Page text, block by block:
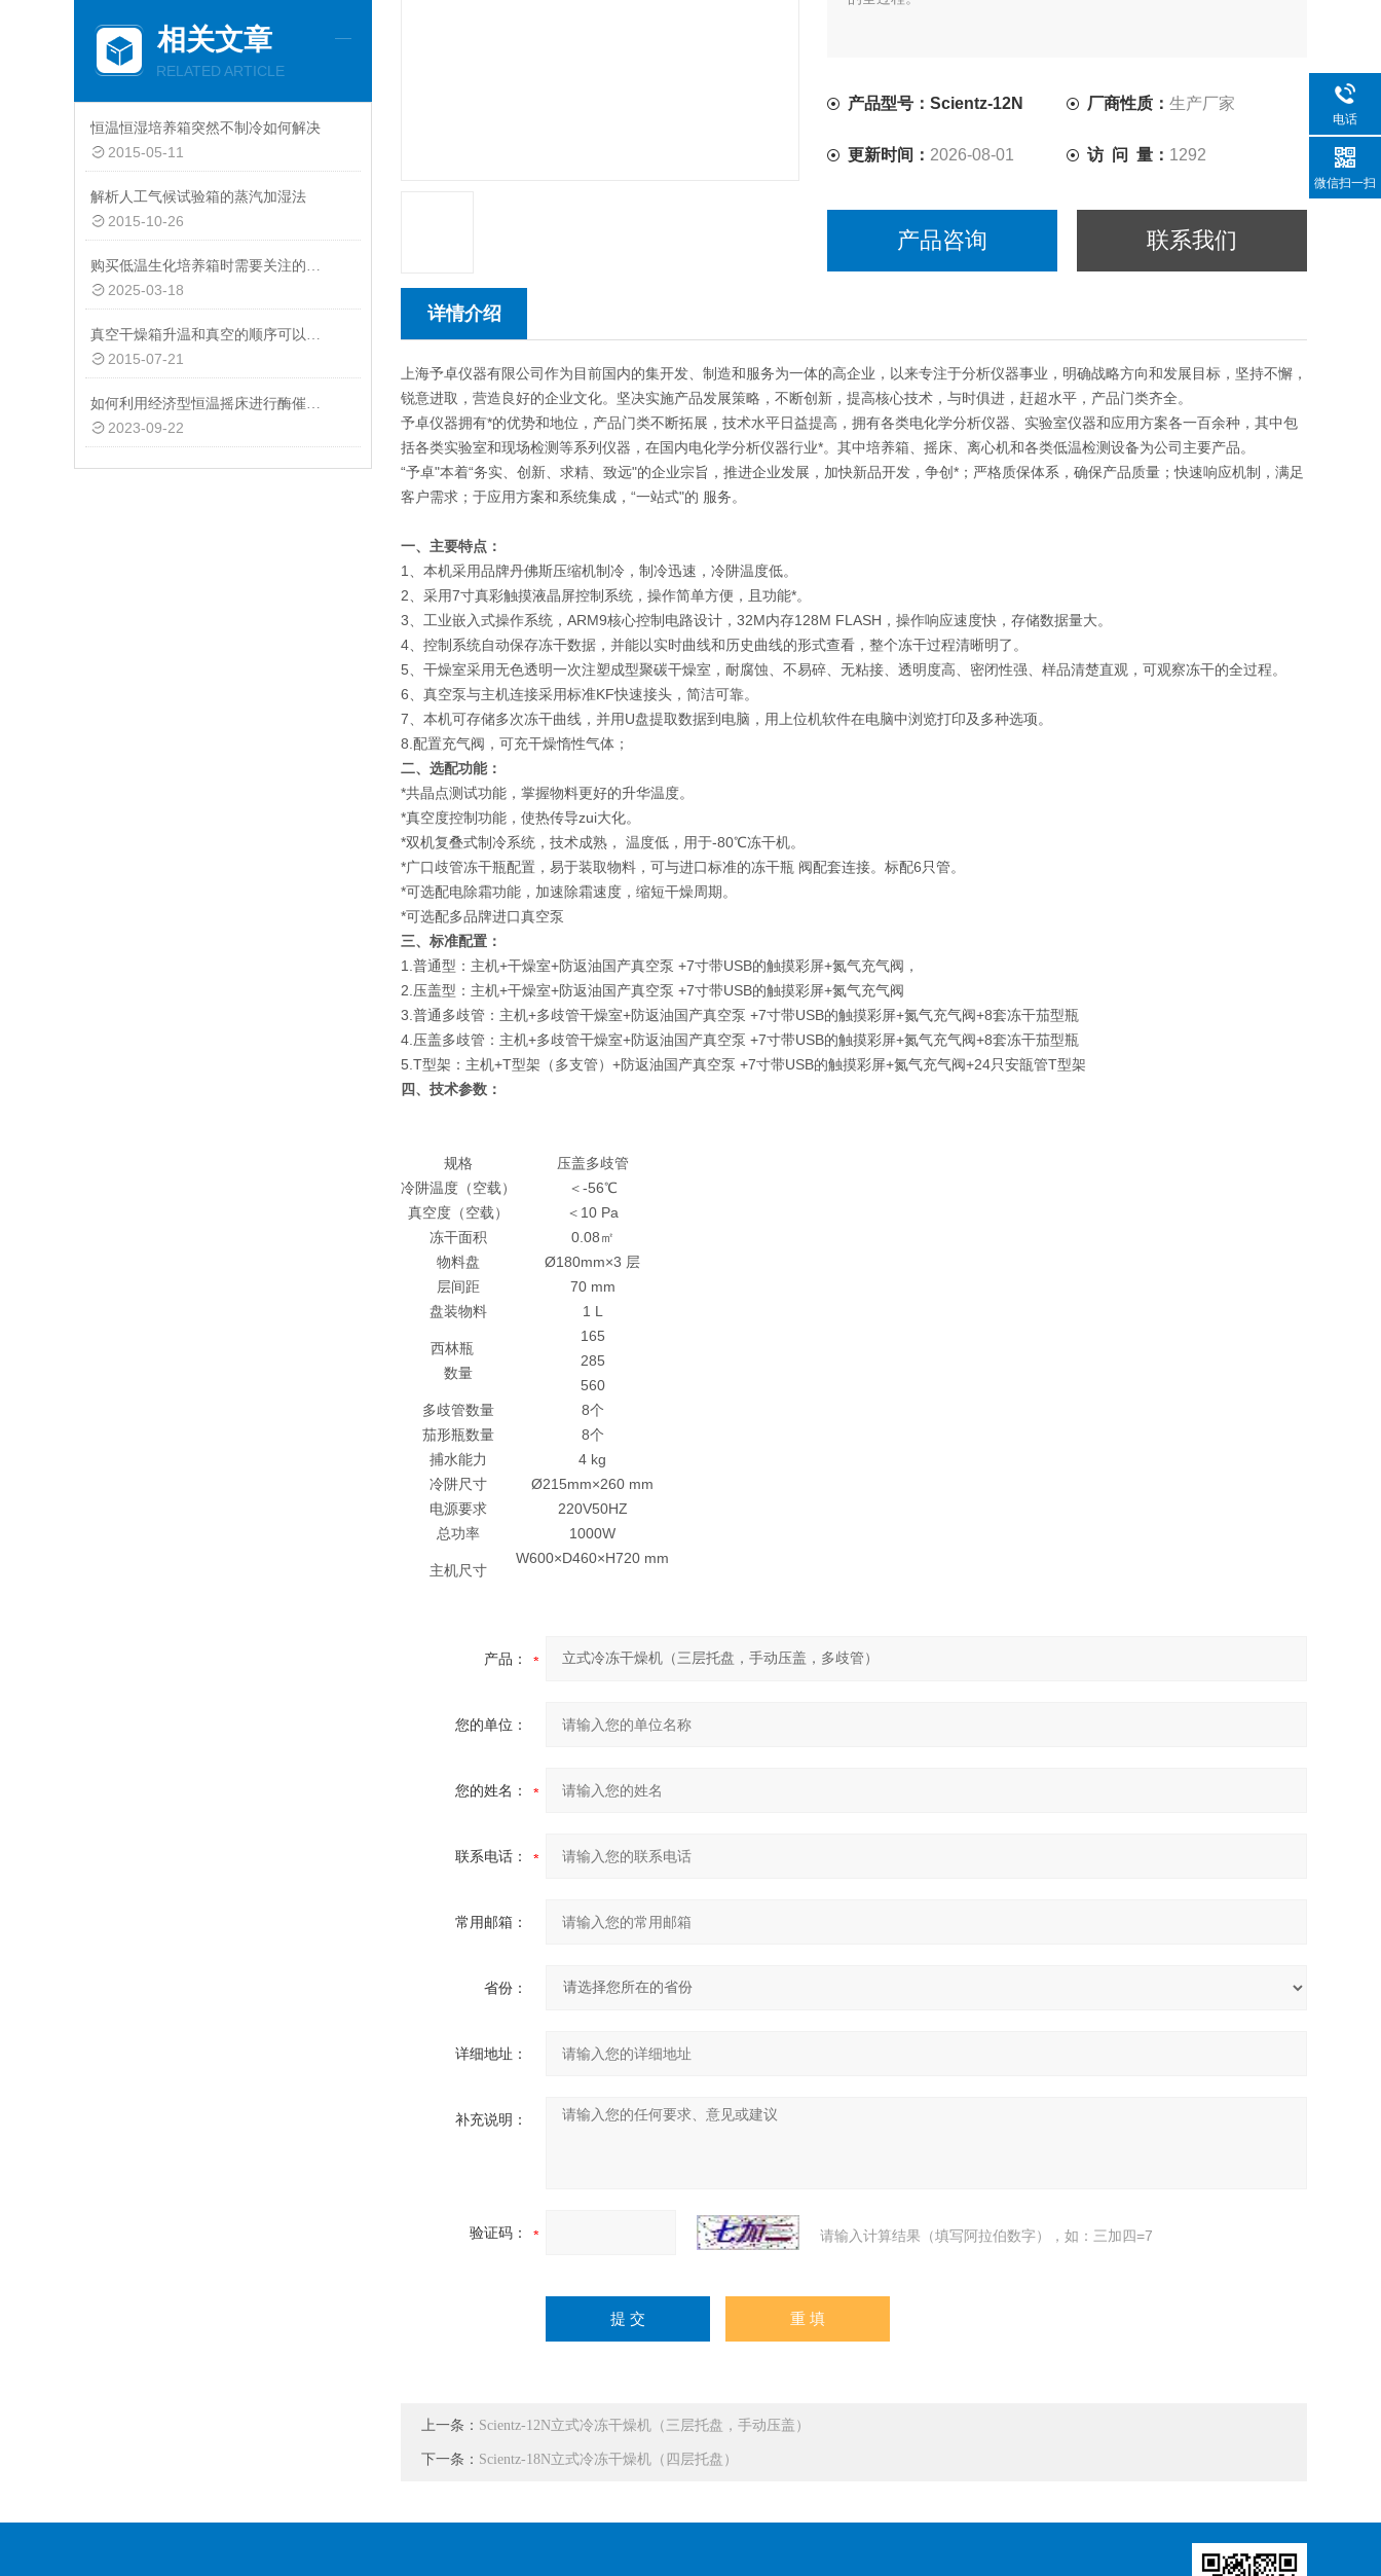
相关文章
RELATED ARTICLE
恒温恒湿培养箱突然不制冷如何解决
2015-05-11
解析人工气候试验箱的蒸汽加湿法
2015-10-26
购买低温生化培养箱时需要关注的关键参数与性能指标
2025-03-18
真空干燥箱升温和真空的顺序可以调换吗？
2015-07-21
如何利用经济型恒温摇床进行酶催化反应或微生物培养等生物技术研究？
2023-09-22
产品型号：Scientz-12N 厂商性质：生产厂家
更新时间： 2026-08-01 访 问 量： 1292
产品咨询 联系我们
详情介绍
上海予卓仪器有限公司作为目前国内的集开发、制造和服务为一体的高企业，以来专注于分析仪器事业，明确战略方向和发展目标，坚持不懈，
锐意进取，营造良好的企业文化。坚决实施产品发展策略，不断创新，提高核心技术，与时俱进，赶超水平，产品门类齐全。
予卓仪器拥有*的优势和地位，产品门类不断拓展，技术水平日益提高，拥有各类电化学分析仪器、实验室仪器和应用方案各一百余种，其中包
括各类实验室和现场检测等系列仪器，在国内电化学分析仪器行业*。其中培养箱、摇床、离心机和各类低温检测设备为公司主要产品。
“予卓"本着“务实、创新、求精、致远"的企业宗旨，推进企业发展，加快新品开发，争创*；严格质保体系，确保产品质量；快速响应机制，满足
客户需求；于应用方案和系统集成，“一站式"的 服务。
一、主要特点：
1、本机采用品牌丹佛斯压缩机制冷，制冷迅速，冷阱温度低。
2、采用7寸真彩触摸液晶屏控制系统，操作简单方便，且功能*。
3、工业嵌入式操作系统，ARM9核心控制电路设计，32M内存128M FLASH，操作响应速度快，存储数据量大。
4、控制系统自动保存冻干数据，并能以实时曲线和历史曲线的形式查看，整个冻干过程清晰明了。
5、干燥室采用无色透明一次注塑成型聚碳干燥室，耐腐蚀、不易碎、无粘接、透明度高、密闭性强、样品清楚直观，可观察冻干的全过程。
6、真空泵与主机连接采用标准KF快速接头，简洁可靠。
7、本机可存储多次冻干曲线，并用U盘提取数据到电脑，用上位机软件在电脑中浏览打印及多种选项。
8.配置充气阀，可充干燥惰性气体；
二、选配功能：
*共晶点测试功能，掌握物料更好的升华温度。
*真空度控制功能，使热传导zui大化。
*双机复叠式制冷系统，技术成熟， 温度低，用于-80℃冻干机。
*广口歧管冻干瓶配置，易于装取物料，可与进口标准的冻干瓶 阀配套连接。标配6只管。
*可选配电除霜功能，加速除霜速度，缩短干燥周期。
*可选配多品牌进口真空泵
三、标准配置：
1.普通型：主机+干燥室+防返油国产真空泵 +7寸带USB的触摸彩屏+氮气充气阀，
2.压盖型：主机+干燥室+防返油国产真空泵 +7寸带USB的触摸彩屏+氮气充气阀
3.普通多歧管：主机+多歧管干燥室+防返油国产真空泵 +7寸带USB的触摸彩屏+氮气充气阀+8套冻干茄型瓶
4.压盖多歧管：主机+多歧管干燥室+防返油国产真空泵 +7寸带USB的触摸彩屏+氮气充气阀+8套冻干茄型瓶
5.T型架：主机+T型架（多支管）+防返油国产真空泵 +7寸带USB的触摸彩屏+氮气充气阀+24只安瓿管T型架
四、技术参数：
规格
压盖多歧管
冷阱温度（空载）
＜-56℃
真空度（空载）
＜10 Pa
冻干面积
0.08㎡
物料盘
Ø180mm×3 层
层间距
70 mm
盘装物料
1 L
西林瓶
数量
165
285
560
多歧管数量
8个
茄形瓶数量
8个
捕水能力
4 kg
冷阱尺寸
Ø215mm×260 mm
电源要求
220V50HZ
总功率
1000W
主机尺寸
W600×D460×H720 mm
产品：
您的单位：
您的姓名：
联系电话：
常用邮箱：
省份：
详细地址：
补充说明：
验证码： 请输入计算结果（填写阿拉伯数字），如：三加四=7
上一条： Scientz-12N立式冷冻干燥机（三层托盘，手动压盖）
下一条： Scientz-18N立式冷冻干燥机（四层托盘）
电话
微信扫一扫